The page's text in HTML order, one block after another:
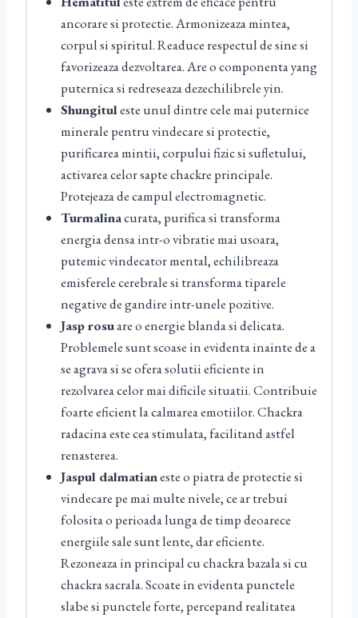
ancorare si protectie. Armonizeaza mintea,
corpul si spiritul. Readuce respectul de sine si
favorizeaza dezvoltarea. Are o componenta yang
puternica si redreseaza dezechilibrele yin.
Shungituleste unul dintre cele mai puternice
minerale pentru vindecare si protectie,
purificarea mintii, corpului fizic si sufletului,
activarea celor sapte chackre principale.
Protejeaza de campul electromagnetic.
Turmalinacurata, purifica si transforma
energia densa intr-o vibratie mai usoara,
putemic vindecator mental, echilibreaza
emisferele cerebrale si transforma tiparele
negative de gandire intr-unele pozitive.
Jasp rosuare o energie blanda si delicata.
Problemele sunt scoase in evidenta inainte de a
se agrava si se ofera solutii eficiente in
rezolvarea celor mai dificile situatii. Contribuie
foarte eficient la calmarea emotiilor. Chackra
radacina este cea stimulata, facilitand astfel
renasterea.
Jaspul dalmatianeste o piatra de protectie si
vindecare pe mai multe nivele, ce ar trebui
folosita o perioada lunga de timp deoarece
energiile sale sunt lente, dar eficiente.
Rezoneaza in principal cu chackra bazala si cu
chackra sacrala. Scoate in evidenta punctele
slabe si punctele forte, percepand realitatea